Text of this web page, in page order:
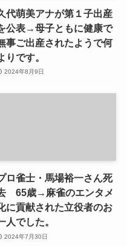
代萌美アナが第１子出産
公表→母子ともに健康で
事ご出産されたようで何
りです。
2024年8月9日
ロ雀士・馬場裕一さん死
65歳→麻雀のエンタメ
に貢献された立役者のお
人でした。
2024年7月30日